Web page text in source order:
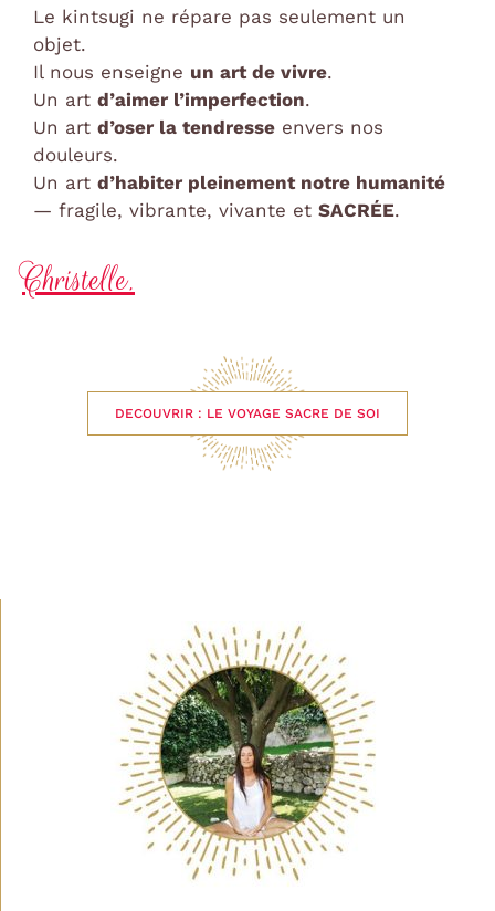
Le kintsugi ne répare pas seulement un
objet.
Il nous enseigne un art de vivre.
Un art d’aimer l’imperfection.
Un art d’oser la tendresse envers nos
douleurs.
Un art d’habiter pleinement notre humanité
— fragile, vibrante, vivante et SACRÉE.
Christelle.
DECOUVRIR : LE VOYAGE SACRE DE SOI